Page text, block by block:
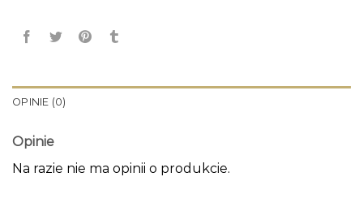
OPINIE (0)
Opinie
Na razie nie ma opinii o produkcie.